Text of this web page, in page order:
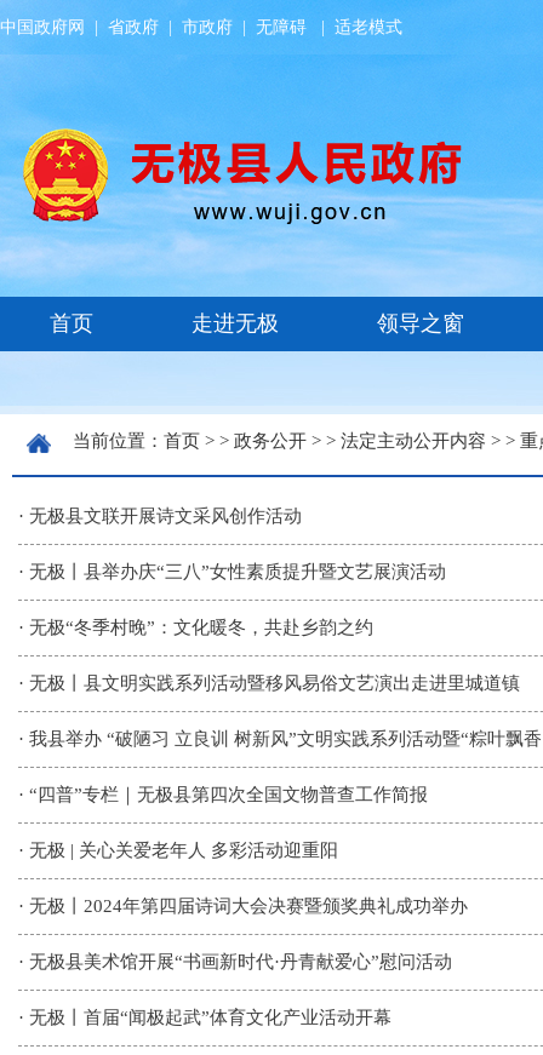
中国政府网 省政府 市政府 无障碍 适老模式
当前位置： 首页 > > 政务公开 > > 法定主动公开内容 > > 重
· 无极县文联开展诗文采风创作活动
· 无极丨县举办庆“三八”女性素质提升暨文艺展演活动
· 无极“冬季村晚”：文化暖冬，共赴乡韵之约
· 无极丨县文明实践系列活动暨移风易俗文艺演出走进里城道镇
· 我县举办 “破陋习 立良训 树新风”文明实践系列活动暨“粽叶飘
· “四普”专栏｜无极县第四次全国文物普查工作简报
· 无极 | 关心关爱老年人 多彩活动迎重阳
· 无极丨2024年第四届诗词大会决赛暨颁奖典礼成功举办
· 无极县美术馆开展“书画新时代·丹青献爱心”慰问活动
· 无极丨首届“闻极起武”体育文化产业活动开幕